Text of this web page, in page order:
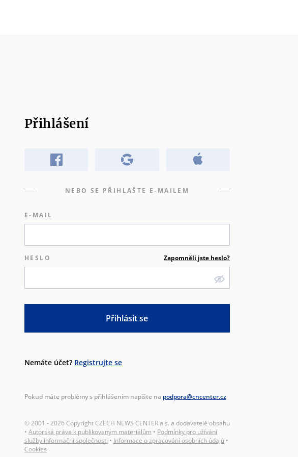
Přihlášení
NEBO SE PŘIHLAŠTE E-MAILEM
E-MAIL
HESLO Zapomněli jste heslo?
Přihlásit se
Nemáte účet? Registrujte se
Pokud máte problémy s přihlášením napište na podpora@cncenter.cz
© 2001 - 2026 Copyright CZECH NEWS CENTER a.s. a dodavatelé obsahu
• Autorská práva k publikovaným materiálům • Podmínky pro užívání
služby informační společnosti • Informace o zpracování osobních údajů •
Cookies